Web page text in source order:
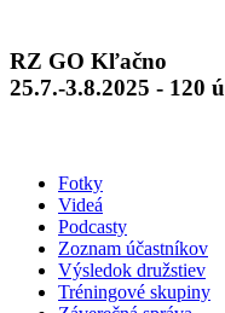
RZ GO Kľačno
25.7.-3.8.2025 - 120
Fotky
Videá
Podcasty
Zoznam účastníkov
Výsledok družstiev
Tréningové skupiny